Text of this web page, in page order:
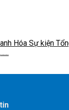
Hóa Sự kiện